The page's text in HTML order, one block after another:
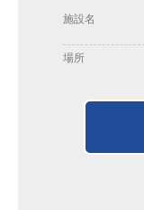
施設名
場所